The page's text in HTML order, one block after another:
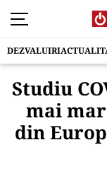
DEZVALUIRI
Studiu
mai
din